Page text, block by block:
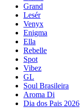
Grand
Lesér
Venyx
Enigma
Ella
Rebelle
Spot
Vibez
GL
Soul Brasileira
Aroma Di
Dia dos Pais 2026